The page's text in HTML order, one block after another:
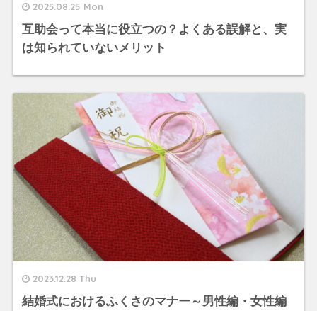
2025.08.25 Mon
互助会って本当に役立つの？よくある誤解と、実
は知られていないメリット
2023.12.28 Thu
結婚式におけるふくさのマナー～男性編・女性編